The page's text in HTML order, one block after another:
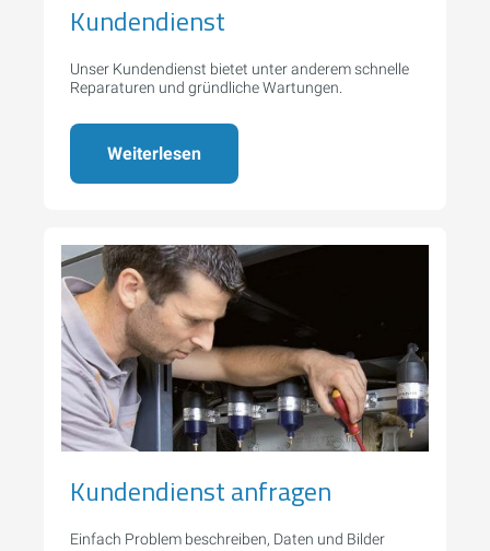
Kundendienst
Unser Kundendienst bietet unter anderem schnelle
Reparaturen und gründliche Wartungen.
Weiterlesen
Kundendienst anfragen
Einfach Problem beschreiben, Daten und Bilder